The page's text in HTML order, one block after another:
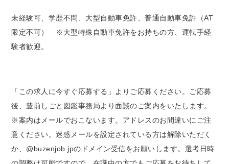
未経験可、学歴不問、大型自動車免許、普通自動車免許（AT
限定不可） ※大型特殊自動車免許をお持ちの方、運転手経
験者歓迎。
「この求人に今すぐ応募する」よりご応募ください。ご応募
後、豊前しごと図鑑事務局より面談のご案内をいたします。
※案内はメールでおこないます。アドレスのお間違いにご注
意ください。迷惑メールを設定されている方は解除いただく
か、@buzenjob.jpのドメイン受信をお願いします。選考日時